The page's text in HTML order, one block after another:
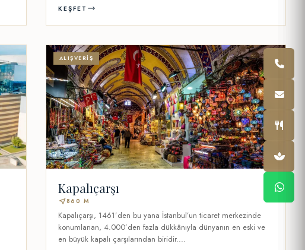
KEŞFET
ALIŞVERIŞ
Kapalıçarşı
near_me860 M
Kapalıçarşı, 1461’den bu yana İstanbul’un ticaret merkezinde
konumlanan, 4.000’den fazla dükkânıyla dünyanın en eski ve
en büyük kapalı çarşılarından biridir....